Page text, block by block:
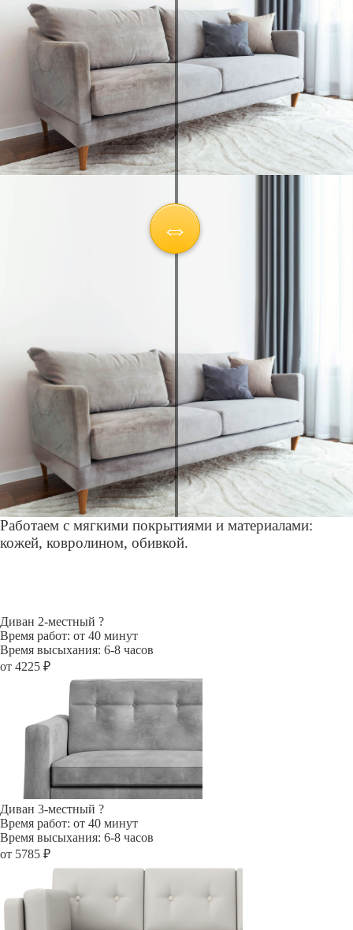
Работаем с мягкими покрытиями и материалами:
кожей, ковролином, обивкой.
Диван 2-местный ?
Время работ: от 40 минут
Время высыхания: 6-8 часов
от 4225 ₽
Диван 3-местный ?
Время работ: от 40 минут
Время высыхания: 6-8 часов
от 5785 ₽